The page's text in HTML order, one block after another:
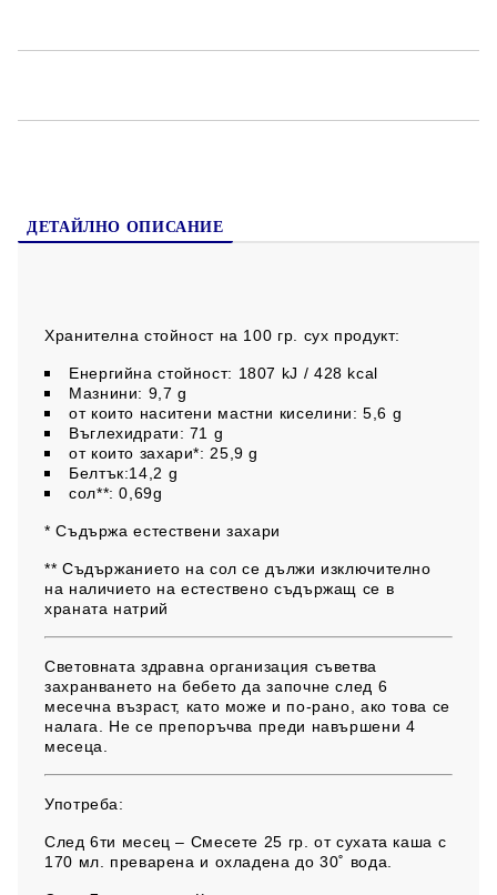
Витамин С (L-аскорбинова киселина), Витамин В1
Съдържа глутен и лактоза!
ДЕТАЙЛНО ОПИСАНИЕ
Хранителна стойност на 100 гр. сух продукт:
Енергийна стойност: 1807 kJ / 428 kcal
Мазнини: 9,7 g
от които наситени мастни киселини: 5,6 g
Въглехидрати: 71 g
от които захари*: 25,9 g
Белтък:14,2 g
сол**: 0,69g
* Съдържа естествени захари
** Съдържанието на сол се дължи изключително
на наличието на естествено съдържащ се в
храната натрий
Световната здравна организация съветва
захранването на бебето да започне след 6
месечна възраст, като може и по-рано, ако това се
налага. Не се препоръчва преди навършени 4
месеца.
Употреба:
След 6ти месец – Смесете 25 гр. от сухата каша с
170 мл. преварена и охладена до 30˚ вода.